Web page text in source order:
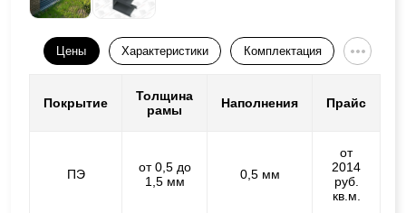
Цены Характеристики Комплектация
Покрытие
Толщина
рамы
Наполнения Прайс
ПЭ
от 0,5 до
1,5 мм
0,5 мм
от
2014
руб.
кв.м.